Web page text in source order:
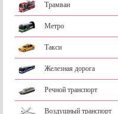
Трамваи
Метро
Такси
Железная дорога
Речной транспорт
Воздушный транспорт